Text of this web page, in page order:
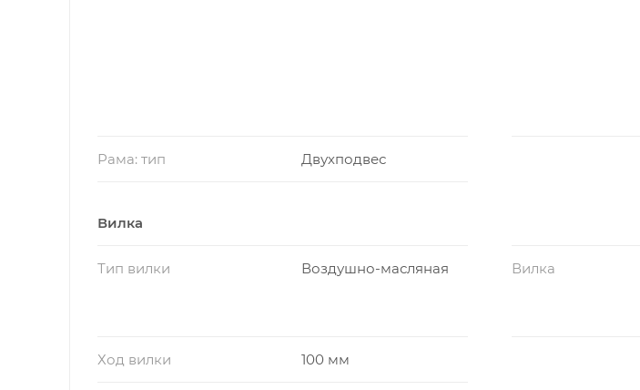
Рама: тип Двухподвес
Вилка
Тип вилки Воздушно-масляная Вилка
Ход вилки 100 мм